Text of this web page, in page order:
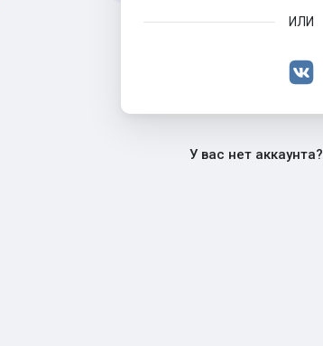
ИЛИ
У вас нет аккаунта?